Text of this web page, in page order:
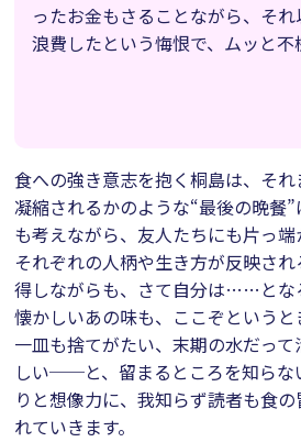
ったお金もさることながら、そ
浪費したという悔恨で、ムッと不
食への強き意志を抱く桐島は、そ
凝縮されるかのような“最後の晩餐
も考えながら、友人たちにも片っ端
それぞれの人柄や生き方が反映さ
得しながらも、さて自分は……とな
懐かしいあの味も、ここぞという
一皿も捨てがたい、末期の水だっ
しい──と、留まるところを知らな
りと想像力に、我知らず読者も食
れていきます。